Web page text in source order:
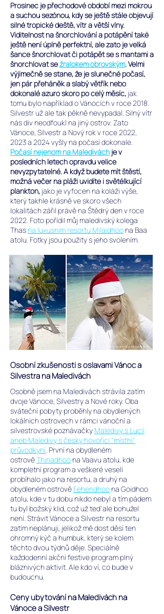
Prosinec je přechodové období mezi mokrou
a suchou sezónou, kdy se ještě stále objevují
silné tropické deště, vítr a větší vlny.
Viditelnost na šnorchlování a potápění také
ještě není úplně perfektní, ale zato je velká
šance šnorchlovat či potápět se s mantami a
šnorchlovat sežralokem obrovským. Velmi
výjimečně se stane, že je slunečné počasí,
jen pár přeháněk a slabý větřík nebo
dokonalé azuro skoro po celý měsíc, jak
tomu bylo například o Vánocích v roce 2018.
Silvestr už ale tak pěkně nevypadal. Silný vítr
nás div neodfoukl na jiný ostrov. Zato
Vánoce, Silvestr a Nový rok v roce 2022,
2023 a 2024 vyšly na počasí dokonale.
Počasí nejenom na Maledivách je v
posledních letech opravdu velice
nevyzpytatelné.A když budete mít štěstí,
možná večer na pláži uvidíte i světélkující
plankton, jako je vyfocen na koláži výše,
který takhle krásně ve skoro všech
lokalitách zářil právě na Štědrý den v roce
2022. Foto pořídil můj maledivský kolega
Thas na luxusním resortu Milaidhoo na Baa
atolu. Fotky jsou použity s jeho svolením.
Osobní zkušenosti s oslavami Vánoc a
Silvestra na Maledivách
Osobně jsem na Maledivách strávila zatím
dvoje Vánoce, Silvestry a Nové roky. Oba
sváteční pobyty proběhly na obydlených
lokálních ostrovech v rámci vánoční a
silvestrovské poznávačky Maledivy s Lucií
aneb Maledivy s česky hovořící "místní"
průvodkyní. První na obydleném
ostrověThinadhoo na Vaavu atolu, kde
kompletní program a veškeré veselí
probíhalo jako na resortu, a druhý na
obydleném ostrově Fehendhoo na Goidhoo
atolu, kde v tu dobu nikdo nebyl a tím pádem
tu byl božský klid, což už teď ale bohužel
není. Strávit Vánoce a Silvestr na resortu
zatím neplánuji, jelikož mě dost děsí ten
ohromný kýč a humbuk, který se kolem
těchto dvou týdnů děje. Speciálně
každodenní akční festive program plný
bláznivých aktivit. Ale kdo ví, co bude v
budoucnu.
Ceny ubytování na Maledivách na
Vánoce a Silvestr